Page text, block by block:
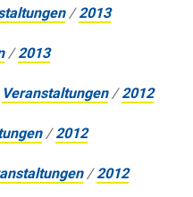
/2013
/2013
Veranstaltungen /2012
/2012
/2012